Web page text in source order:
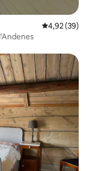
Évaluation
4,92 (39)